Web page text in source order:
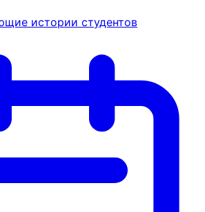
истории студентов